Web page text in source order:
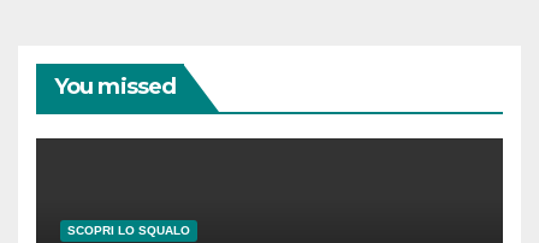
You missed
SCOPRI LO SQUALO